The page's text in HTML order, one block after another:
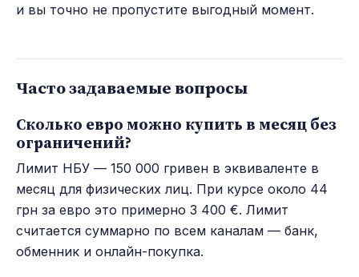
и вы точно не пропустите выгодный момент.
Часто задаваемые вопросы
Сколько евро можно купить в месяц без
ограничений?
Лимит НБУ — 150 000 гривен в эквиваленте в
месяц для физических лиц. При курсе около 44
грн за евро это примерно 3 400 €. Лимит
считается суммарно по всем каналам — банк,
обменник и онлайн-покупка.